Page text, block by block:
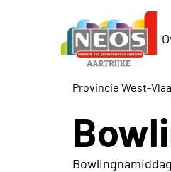
Provincie West-